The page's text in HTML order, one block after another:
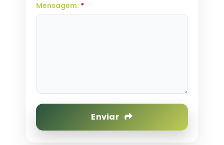
Mensagem: *
Enviar